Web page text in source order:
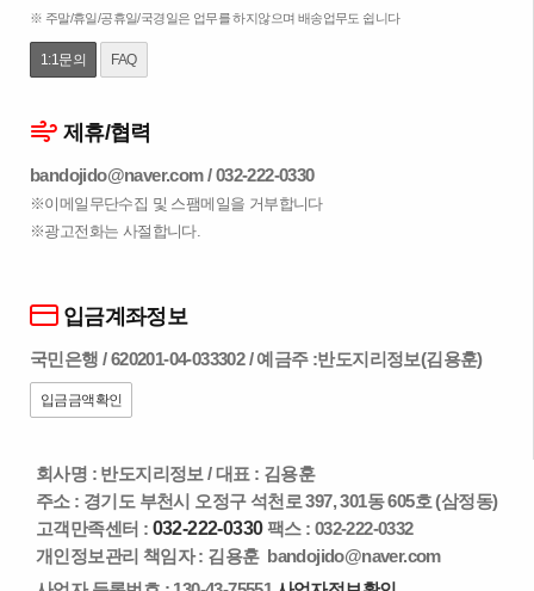
※ 주말/휴일/공휴일/국경일은 업무를 하지않으며 배송업무도 쉽니다
1:1문의 FAQ
제휴/협력
bandojido@naver.com/032-222-0330
※이메일무단수집 및 스팸메일을 거부합니다
※광고전화는 사절합니다.
입금계좌정보
국민은행 / 620201-04-033302 / 예금주 :반도지리정보(김용훈)
입금금액확인
회사명 : 반도지리정보 /대표 : 김용훈
주소 : 경기도 부천시 오정구 석천로 397, 301동 605호 (삼정동)
고객만족센터 : 032-222-0330 팩스 : 032-222-0332
개인정보관리 책임자 : 김용훈 bandojido@naver.com